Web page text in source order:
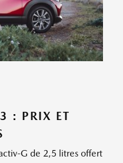
: PRIX ET
G de 2,5 litres offert